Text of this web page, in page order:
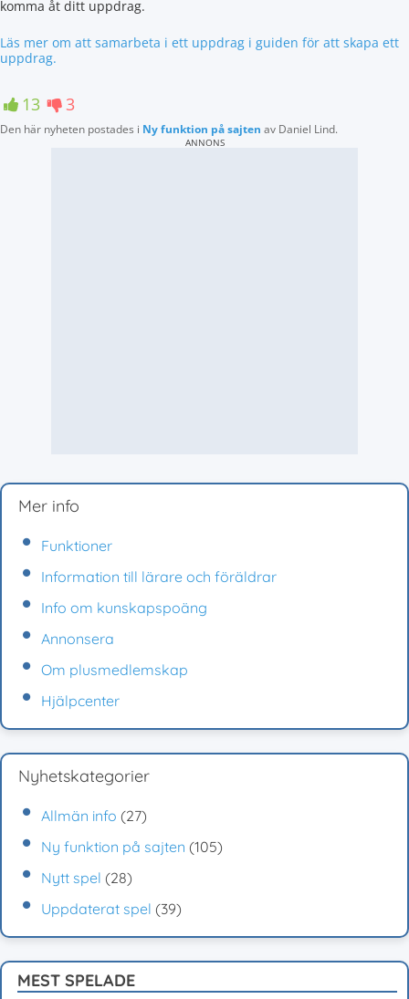
komma åt ditt uppdrag.
Läs mer om att samarbeta i ett uppdrag i guiden för att skapa ett
uppdrag.
13 3
Den här nyheten postades i Ny funktion på sajten av Daniel Lind.
ANNONS
Mer info
Funktioner
Information till lärare och föräldrar
Info om kunskapspoäng
Annonsera
Om plusmedlemskap
Hjälpcenter
Nyhetskategorier
Allmän info (27)
Ny funktion på sajten (105)
Nytt spel (28)
Uppdaterat spel (39)
MEST SPELADE